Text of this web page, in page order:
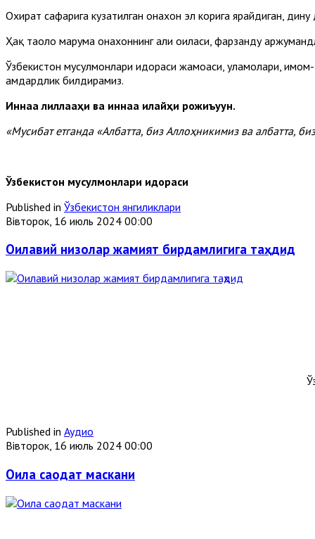
Охират сафарига кузатилган онахон эл корига ярайдиган,
Ҳақ таоло марҳума онахоннинг аҳли оиласи, фарзанду
Ўзбекистон мусулмонлари идораси жамоаси, уламолари,
ҳамдардлик билдирамиз.
Иннаа лиллааҳи ва иннаа илайҳи рожиъуун.
«Мусибат етганда «Албатта, биз Аллоҳникимиз ва албатта,
Ўзбекистон мусулмонлари идораси
Published in Ўзбекистон янгиликлари
Вівторок, 16 июль 2024 00:00
Оилавий низолар жамият бирдамлигига таҳдид
Published in Аудио
Вівторок, 16 июль 2024 00:00
Оила саодат маскани